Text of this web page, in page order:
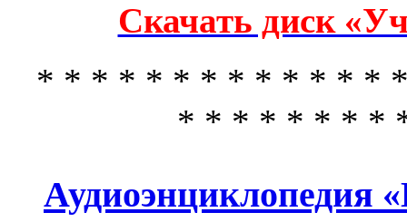
Скачать диск
* * * * * * * * * * * * *
* * * * * * * *
Аудиоэнциклопедия